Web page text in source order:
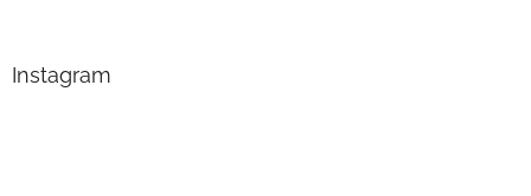
Instagram